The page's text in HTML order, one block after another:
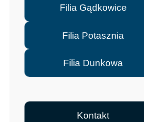
Filia Gądkowice
Filia Potasznia
Filia Dunkowa
Kontakt